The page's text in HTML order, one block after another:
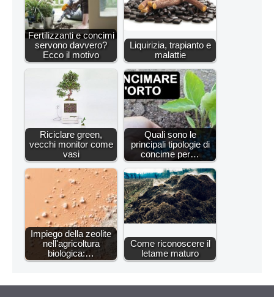
Fertilizzanti e concimi
servono davvero?
Ecco il motivo
Liquirizia, trapianto e
malattie
Riciclare green,
vecchi monitor come
vasi
Quali sono le
principali tipologie di
concime per…
Impiego della zeolite
nell'agricoltura
biologica:…
Come riconoscere il
letame maturo